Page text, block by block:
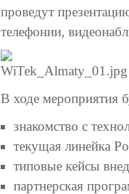
проведут
телефонии,
В ходе мероприятия
знакомство с
текущая линейка
типовые кейсы
партнерская